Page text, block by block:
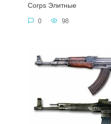
Corps Элитные
0 98